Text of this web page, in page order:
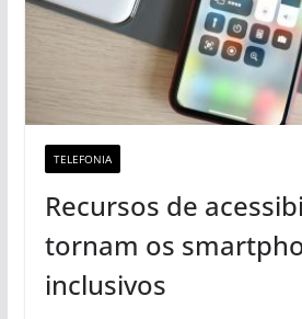
TELEFONIA
Recursos de
tornam os
inclusivos